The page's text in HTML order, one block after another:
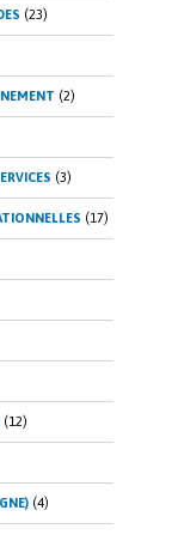
(23)
(2)
(3)
(17)
(12)
(4)